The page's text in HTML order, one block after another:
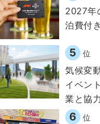
2027年
泊費付
5 位
気候変
イベン
業と協力
6 位